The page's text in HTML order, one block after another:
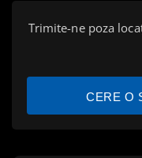
Trimite-ne poza
CERE O